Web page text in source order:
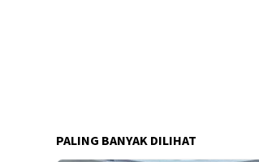
PALING BANYAK DILIHAT